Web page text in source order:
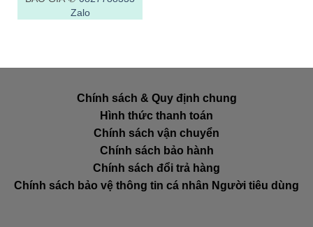
Zalo
Chính sách & Quy định chung
Hình thức thanh toán
Chính sách vận chuyển
Chính sách bảo hành
Chính sách đổi trả hàng
Chính sách bảo vệ thông tin cá nhân Người tiêu dùng